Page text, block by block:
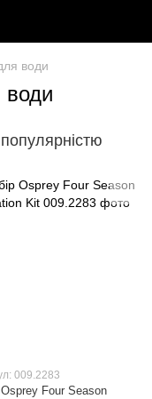
води
води
009.2283
Osprey Four Season